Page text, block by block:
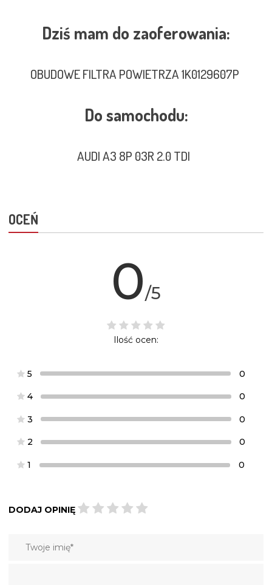
Dziś mam do zaoferowania:
OBUDOWE FILTRA POWIETRZA 1K0129607P
Do samochodu:
AUDI A3 8P 03R 2.0 TDI
OCEŃ
0/5
Ilość ocen:
5 0
4 0
3 0
2 0
1 0
DODAJ OPINIĘ